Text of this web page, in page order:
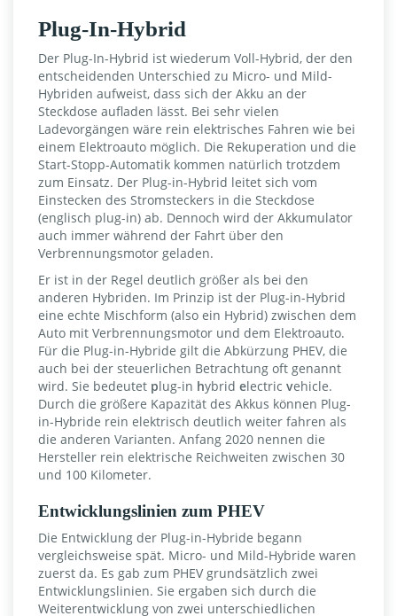
Plug-In-Hybrid
Der Plug-In-Hybrid ist wiederum Voll-Hybrid, der den
entscheidenden Unterschied zu Micro- und Mild-
Hybriden aufweist, dass sich der Akku an der
Steckdose aufladen lässt. Bei sehr vielen
Ladevorgängen wäre rein elektrisches Fahren wie bei
einem Elektroauto möglich. Die Rekuperation und die
Start-Stopp-Automatik kommen natürlich trotzdem
zum Einsatz. Der Plug-in-Hybrid leitet sich vom
Einstecken des Stromsteckers in die Steckdose
(englisch plug-in) ab. Dennoch wird der Akkumulator
auch immer während der Fahrt über den
Verbrennungsmotor geladen.
Er ist in der Regel deutlich größer als bei den
anderen Hybriden. Im Prinzip ist der Plug-in-Hybrid
eine echte Mischform (also ein Hybrid) zwischen dem
Auto mit Verbrennungsmotor und dem Elektroauto.
Für die Plug-in-Hybride gilt die Abkürzung PHEV, die
auch bei der steuerlichen Betrachtung oft genannt
wird. Sie bedeutet plug-in hybrid electric vehicle.
Durch die größere Kapazität des Akkus können Plug-
in-Hybride rein elektrisch deutlich weiter fahren als
die anderen Varianten. Anfang 2020 nennen die
Hersteller rein elektrische Reichweiten zwischen 30
und 100 Kilometer.
Entwicklungslinien zum PHEV
Die Entwicklung der Plug-in-Hybride begann
vergleichsweise spät. Micro- und Mild-Hybride waren
zuerst da. Es gab zum PHEV grundsätzlich zwei
Entwicklungslinien. Sie ergaben sich durch die
Weiterentwicklung von zwei unterschiedlichen